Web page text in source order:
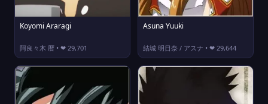
Koyomi Araragi
阿良々木 暦 • ❤ 29,701
Asuna Yuuki
結城 明日奈 / アスナ • ❤ 29,644